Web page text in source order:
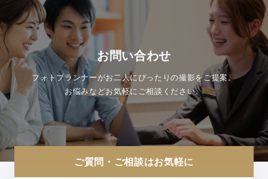
お問い合わせ
フォトプランナーがお二人にぴったりの撮影をご提案。
お悩みなどお気軽にご相談ください。
ご質問・ご相談はお気軽に